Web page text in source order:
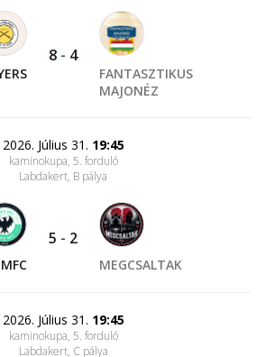
8 - 4
FANTASZTIKUS
MAJONÉZ
2026. Július 31. 19:45
kaminokupa, 5. forduló
Labdakert, B pálya
5 - 2
MEGCSALTAK
2026. Július 31. 19:45
kaminokupa, 5. forduló
Labdakert, C pálya